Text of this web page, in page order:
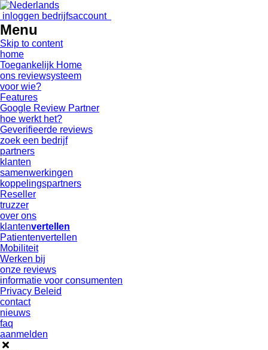
inloggen bedrijfsaccount
Menu
Skip to content
home
Toegankelijk Home
ons reviewsysteem
voor wie?
Features
Google Review Partner
hoe werkt het?
Geverifieerde reviews
zoek een bedrijf
partners
klanten
samenwerkingen
koppelingspartners
Reseller
truzzer
over ons
klantenvertellen
Patientenvertellen
Mobiliteit
Werken bij
onze reviews
informatie voor consumenten
Privacy Beleid
contact
nieuws
faq
aanmelden